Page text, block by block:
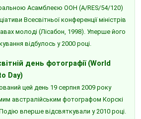
Асамблеєю ООН (A/RES/54/120)
Всесвітньої конференції міністрів
молоді (Лісабон, 1998). Уперше його
відбулось у 2000 році.
день фотографії (World
Day)
цей день 19 серпня 2009 року
австралійським фотографом Корскі
вперше відсвяткували у 2010 році.